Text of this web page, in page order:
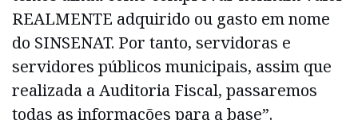
REALMENTE adquirido ou gasto em nome
do SINSENAT. Por tanto, servidoras e
servidores públicos municipais, assim que
realizada a Auditoria Fiscal, passaremos
todas as informações para a base”.